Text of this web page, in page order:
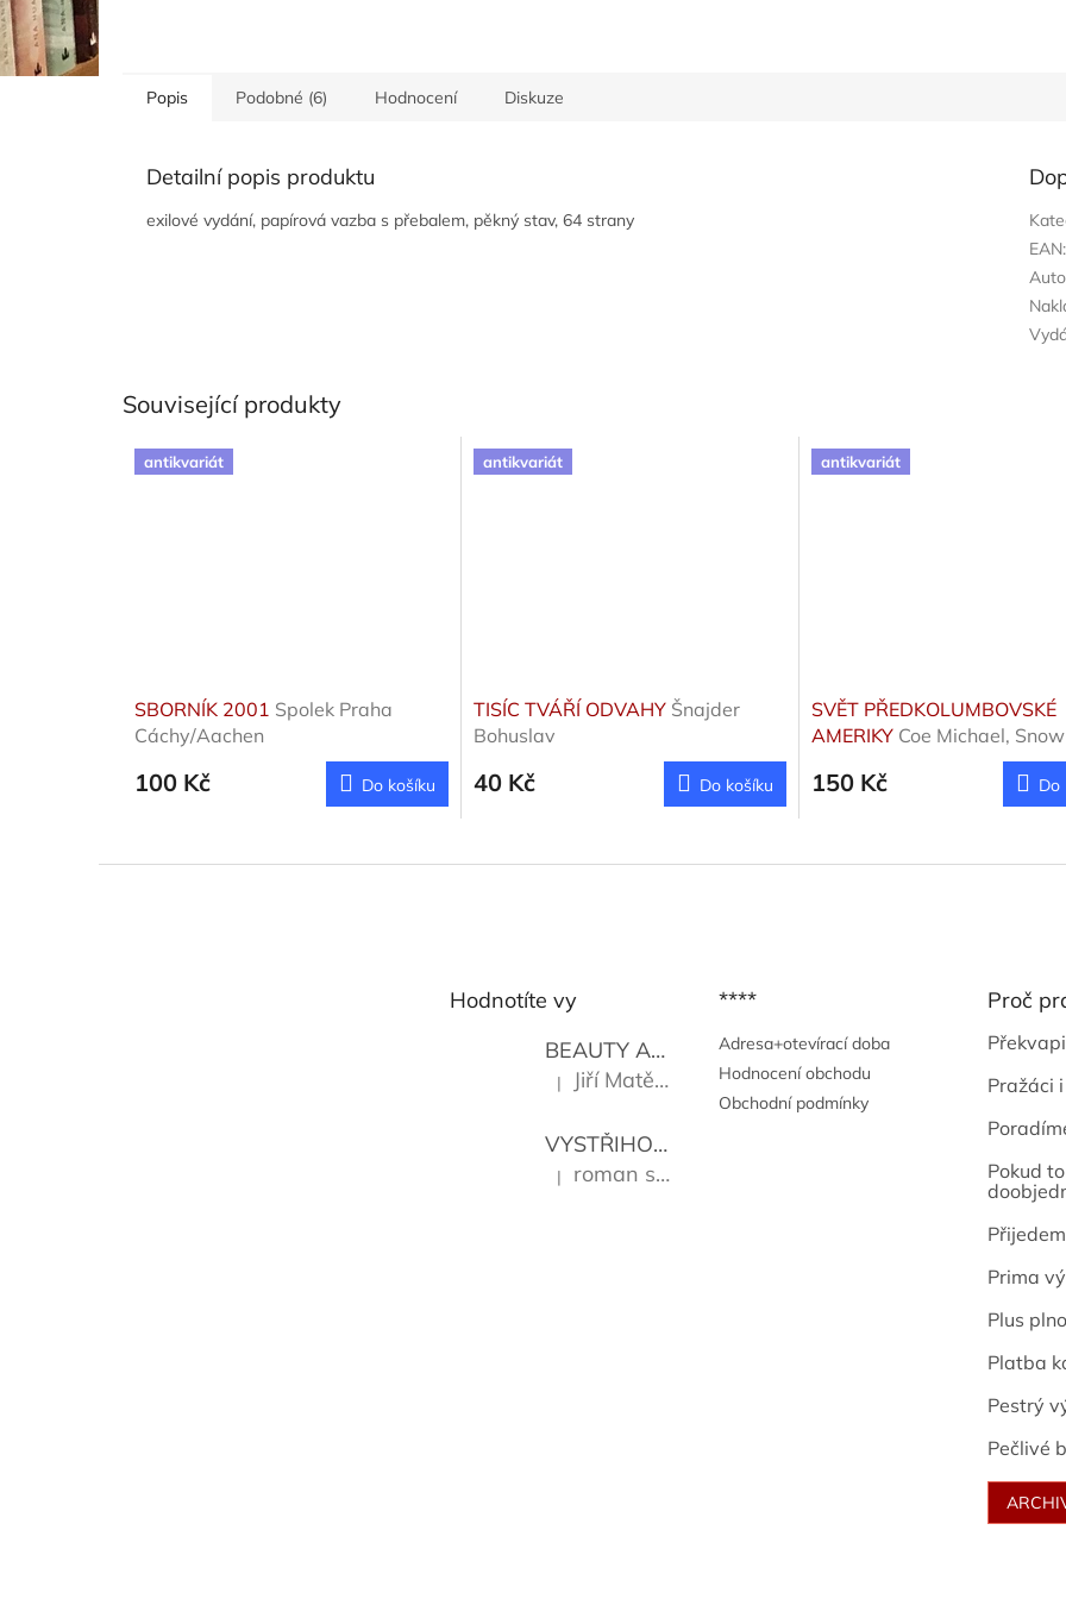
Popis Podobné (6) Hodnocení Diskuze
Detailní popis produktu
exilové vydání, papírová vazba s přebalem, pěkný stav, 64 strany
EAN:
Související produkty
antikvariát
SBORNÍK 2001 Spolek Praha
Cáchy/Aachen
100 Kč Do košíku
antikvariát
TISÍC TVÁŘÍ ODVAHY Šnajder
Bohuslav
40 Kč Do košíku
antikvariát
SVĚT PŘEDKOLUMBOVSKÉ
AMERIKY Coe Michael,
150 Kč Do
Hodnotíte vy
BEAUTY AND THE BEAT
Go Go's
Hodnocení produktu je 5 z 5 hvězdiček.
| Jiří Matějů
VYSTŘIHOVÁNKY - PRAŽSKÉ PAMÁTKY Kropáček
Hodnocení produktu je 5 z 5 hvězdiček.
| roman sekanina
****
Adresa+otevírací doba
Hodnocení obchodu
Obchodní podmínky
Proč
Pražáci
Pokud
Prima
Plus
Platba
Pestrý
Pečlivé